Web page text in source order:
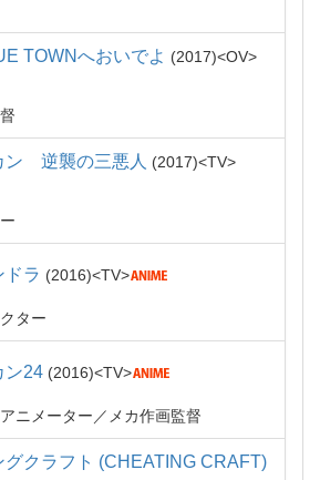
TOWNへおいでよ 2017 OV
ン 逆襲の三悪人 2017 TV
ドラ 2016 TV
ター
ン24 2016 TV
ニメーター メカ作画監督
グクラフト (CHEATING CRAFT)